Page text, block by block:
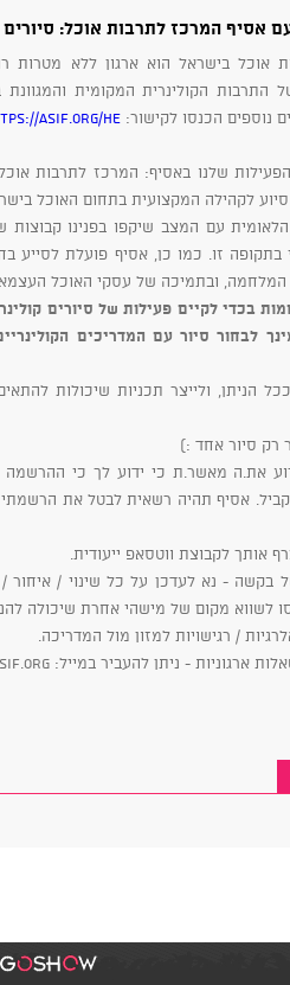
אסיף המרכז לתרבות אוכל: סיורים
אוכל בישראל הוא ארגון ללא מטרות
התרבות הקולינרית המקומית
נוספים הכנסו לקישור: asif.org/he/
הפעילות שלנו באסיף: המרכז
סיוע לקהילה המקצועית בתחום האוכל
עם המצב שיקפו בפנינו קבוצות
בתקופה זו. כמו כן, אסיף פועלת לסייע
ובתמיכה של עסקי האוכל
בכדי לקיים פעילות של סיורים
לבחור סיור עם המדריכים
ככל הניתן, ולייצר תכניות שיכולות
את.ה מאשר.ת כי ידוע לך כי ההרשמה
אסיף תהיה רשאית לבטל את
בקשה - נא לעדכן על כל שינוי /
לשווא מקום של מישהי אחרת שיכולה